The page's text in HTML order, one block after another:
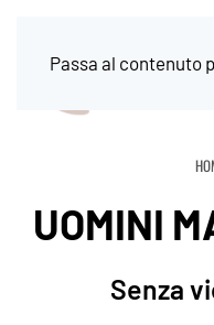
Passa al contenuto
UOMINI
Senza